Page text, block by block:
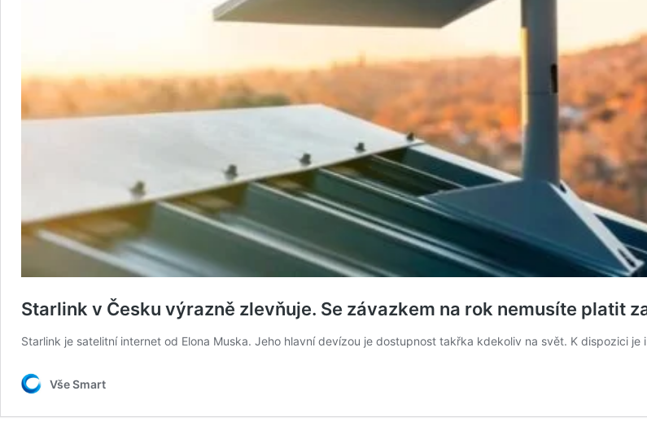
Starlink v Česku výrazně zlevňuje. Se závazkem na rok nemusíte platit
Starlink je satelitní internet od Elona Muska. Jeho hlavní devízou je dostupnost takřka kdekoliv na svět. K dispozici je
Vše Smart